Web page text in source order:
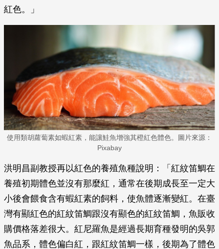
紅色。」
使用類胡蘿蔔素如蝦紅素，能讓鮭魚增強其橙紅色體色。圖片來源：
Pixabay
洪明昌副教授再以紅色的養殖魚種說明：「紅紋笛鯛在
養殖初期體色並沒有那麼紅，通常在後期成長至一定大
小後會餵食含有蝦紅素的飼料，使魚體逐漸變紅。在臺
灣有顯紅色的紅紋笛鯛跟沒有顯色的紅紋笛鯛，魚販收
購價格落差很大。紅尼羅魚是經過長期育種發明的吳郭
魚品系，體色偏白紅，跟紅紋笛鯛一樣，後期為了體色